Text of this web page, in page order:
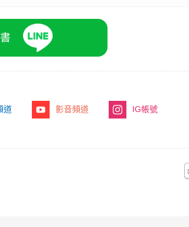
道 影音頻道 IG帳號